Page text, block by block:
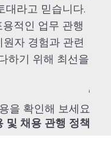
대라고 믿습니다.
적인 업무 관행
자 경험과 관련
하기 위해 최선을
‘
을 확인해 보세요
및 채용 관행 정책